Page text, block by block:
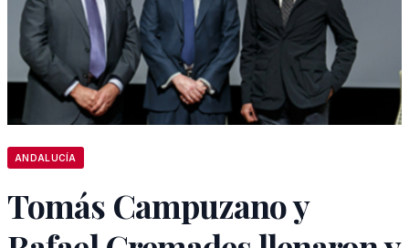
ANDALUCÍA
Tomás Campuzano y